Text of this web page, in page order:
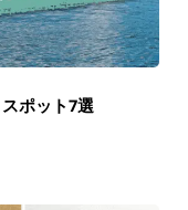
ポット7選